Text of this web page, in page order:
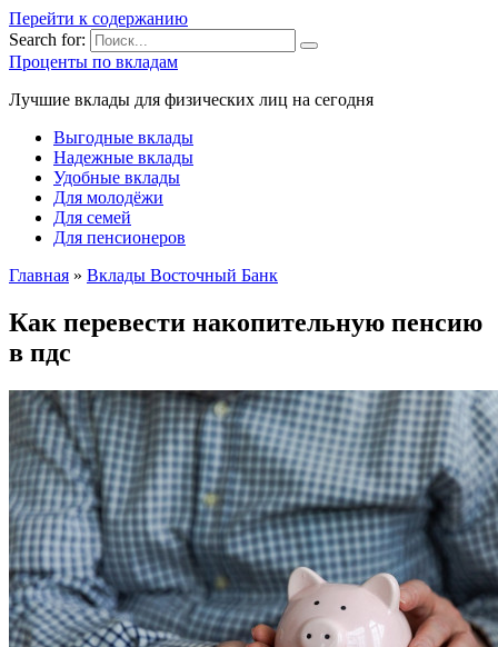
Перейти к содержанию
Search for:
Проценты по вкладам
Лучшие вклады для физических лиц на сегодня
Выгодные вклады
Надежные вклады
Удобные вклады
Для молодёжи
Для семей
Для пенсионеров
Главная » Вклады Восточный Банк
Как перевести накопительную пенсию
в пдс